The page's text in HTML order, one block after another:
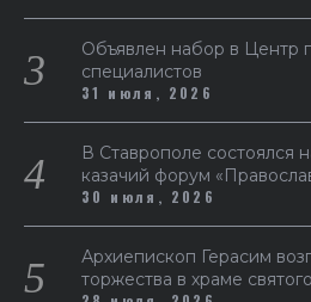
Объявлен набор в Центр
специалистов
31 июля, 2026
В Ставрополе состоялся
казачий форум
30 июля, 2026
Архиепископ Герасим
торжества в храме